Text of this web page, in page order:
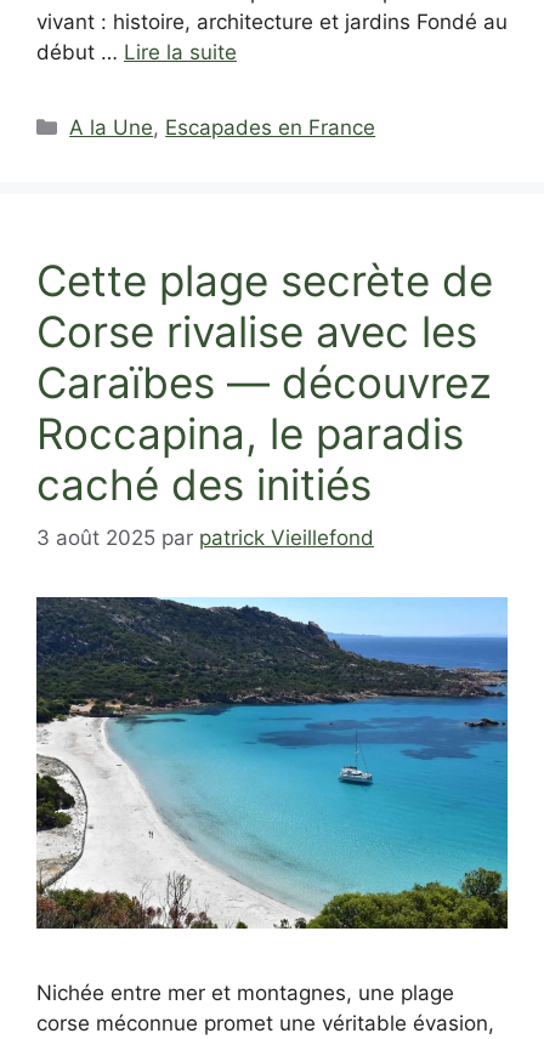
vivant : histoire, architecture et jardins Fondé au
début … Lire la suite
Catégories
A la Une, Escapades en France
Cette plage secrète de
Corse rivalise avec les
Caraïbes — découvrez
Roccapina, le paradis
caché des initiés
3 août 2025 par patrick Vieillefond
Nichée entre mer et montagnes, une plage
corse méconnue promet une véritable évasion,